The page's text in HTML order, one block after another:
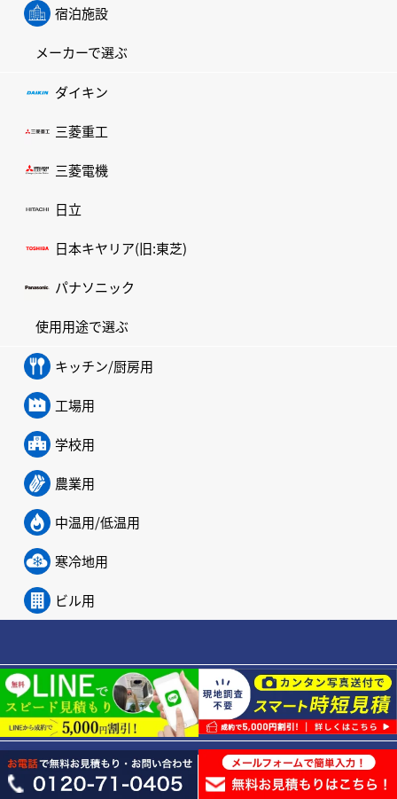
宿泊施設
メーカーで選ぶ
ダイキン
三菱重工
三菱電機
日立
日本キヤリア(旧:東芝)
パナソニック
使用用途で選ぶ
キッチン/厨房用
工場用
学校用
農業用
中温用/低温用
寒冷地用
ビル用
業務用エアコンを探すTOP
お見積もりお問い合わせ
初めてのお客様へ